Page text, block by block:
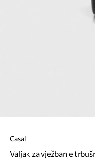
Casall
Valjak za vježbanje